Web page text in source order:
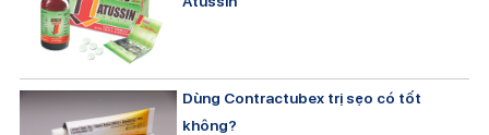
Dùng Contractubex trị sẹo có tốt
không?